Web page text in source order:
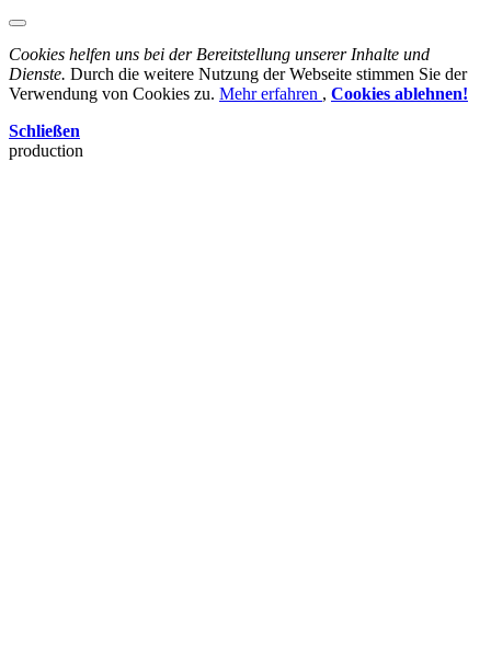
Cookies helfen uns bei der Bereitstellung unserer Inhalte und
Dienste. Durch die weitere Nutzung der Webseite stimmen Sie der
Verwendung von Cookies zu. Mehr erfahren , Cookies ablehnen!
Schließen
production